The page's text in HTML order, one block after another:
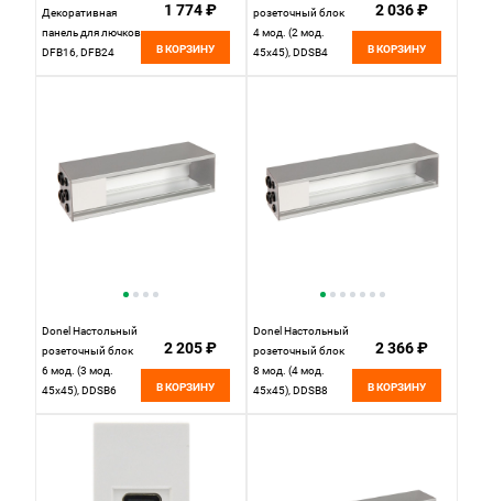
Декоративная
панель для лючков
DFB16, DFB24
1 774 ₽
В КОРЗИНУ
розеточный блок
4 мод. (2 мод.
45х45), DDSB4
2 036 ₽
В КОРЗИНУ
Donel Настольный
розеточный блок
6 мод. (3 мод.
45х45), DDSB6
2 205 ₽
В КОРЗИНУ
Donel Настольный
розеточный блок
8 мод. (4 мод.
45х45), DDSB8
2 366 ₽
В КОРЗИНУ